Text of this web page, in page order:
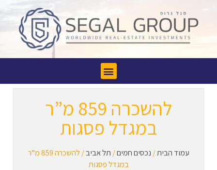
להשכרה 859 מ”ר
במגדל פסגות
עמוד הבית/ נכסים חמים/ תל אביב
/ להשכרה 859 מ”ר
במגדל פסגות